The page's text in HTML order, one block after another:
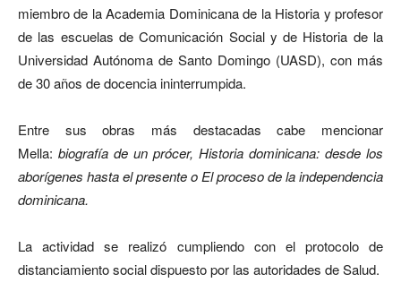
miembro de la Academia Dominicana de la Historia y profesor
de las escuelas de Comunicación Social y de Historia de la
Universidad Autónoma de Santo Domingo (UASD), con más
de 30 años de docencia ininterrumpida.
Entre sus obras más destacadas cabe mencionar
Mella: biografía de un prócer, Historia dominicana: desde los
aborígenes hasta el presente o El proceso de la independencia
dominicana.
La actividad se realizó cumpliendo con el protocolo de
distanciamiento social dispuesto por las autoridades de Salud.